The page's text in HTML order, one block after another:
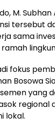
M.
tersebut
sama
fokus
Bosowa
yang
regional
lokal.